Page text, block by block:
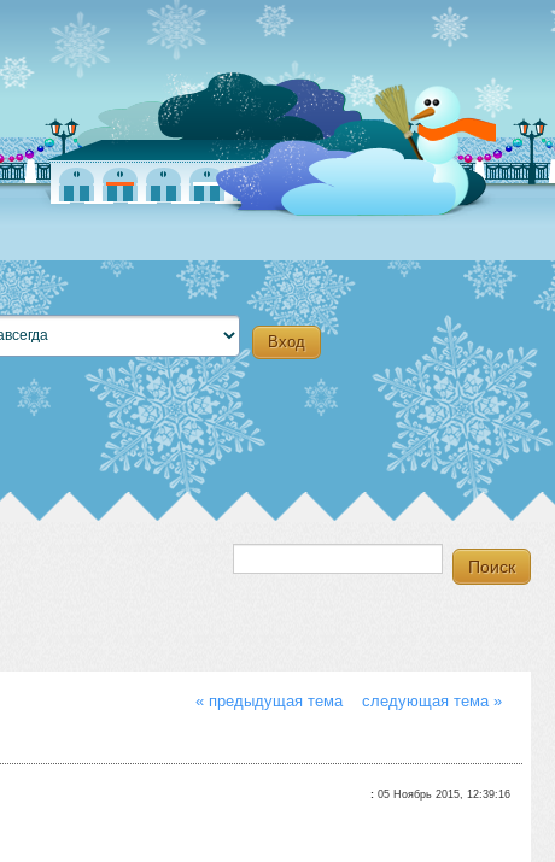
« предыдущая тема следующая тема »
:05 Ноябрь 2015, 12:39:16